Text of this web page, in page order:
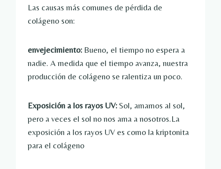
Las causas más comunes de pérdida de
colágeno son:
envejecimiento:Bueno, el tiempo no espera a
nadie. A medida que el tiempo avanza, nuestra
producción de colágeno se ralentiza un poco.
Exposición a los rayos UV:Sol, amamos al sol,
pero a veces el sol no nos ama a nosotros.La
exposición a los rayos UV es como la kriptonita
para el colágeno